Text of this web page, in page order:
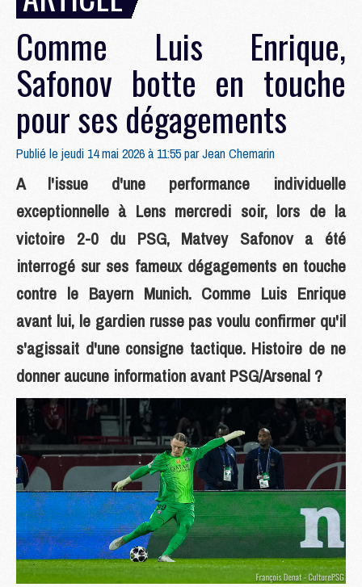
Comme Luis Enrique,
Safonov botte en touche
pour ses dégagements
Publié le jeudi 14 mai 2026 à 11:55 parJean Chemarin
A l'issue d'une performance individuelle
exceptionnelle à Lens mercredi soir, lors de la
victoire 2-0 du PSG, Matvey Safonov a été
interrogé sur ses fameux dégagements en touche
contre le Bayern Munich. Comme Luis Enrique
avant lui, le gardien russe pas voulu confirmer qu'il
s'agissait d'une consigne tactique. Histoire de ne
donner aucune information avant PSG/Arsenal ?